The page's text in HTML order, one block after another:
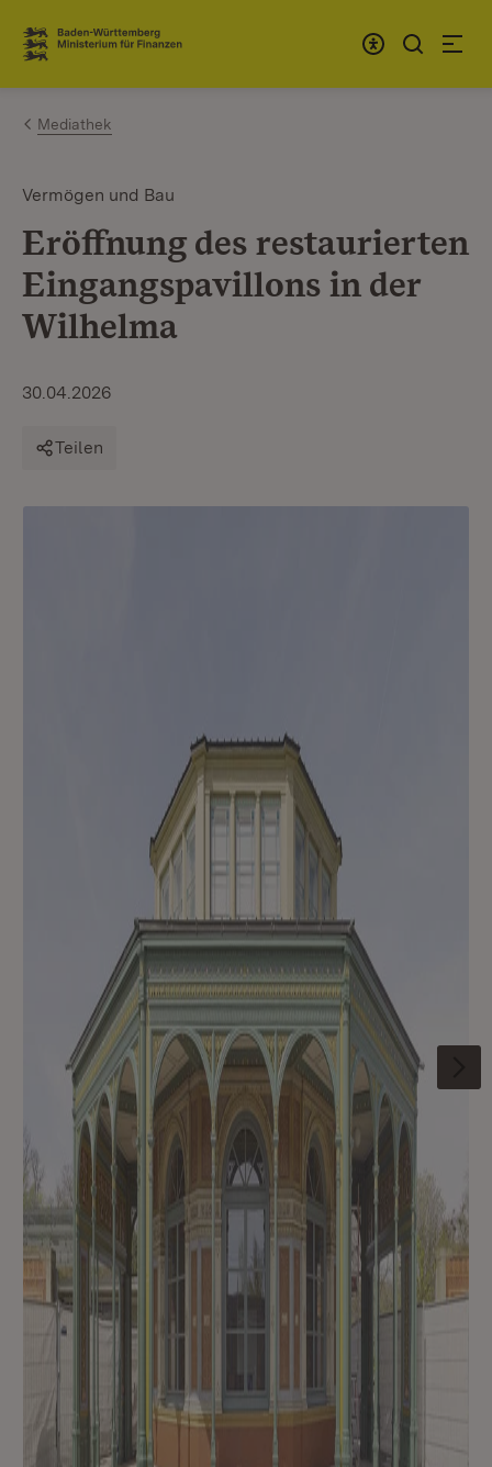
Zum Inhalt springen
Link zur Startseite
Mediathek
Vermögen und Bau
Eröffnung des restaurierten
Eingangspavillons in der
Wilhelma
30.04.2026
Teilen